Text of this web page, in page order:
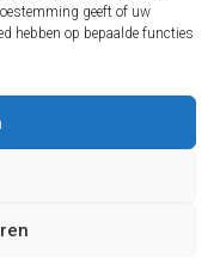
geeft of uw
hebben op bepaalde functies